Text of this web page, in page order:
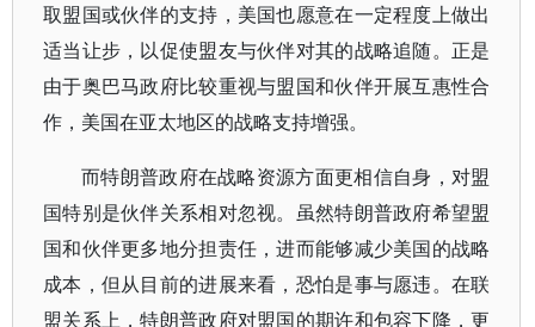
取盟国或伙伴的支持，美国也愿意在一定程度上做出
适当让步，以促使盟友与伙伴对其的战略追随。正是
由于奥巴马政府比较重视与盟国和伙伴开展互惠性合
作，美国在亚太地区的战略支持增强。
而特朗普政府在战略资源方面更相信自身，对盟
国特别是伙伴关系相对忽视。虽然特朗普政府希望盟
国和伙伴更多地分担责任，进而能够减少美国的战略
成本，但从目前的进展来看，恐怕是事与愿违。在联
盟关系上，特朗普政府对盟国的期许和包容下降，更